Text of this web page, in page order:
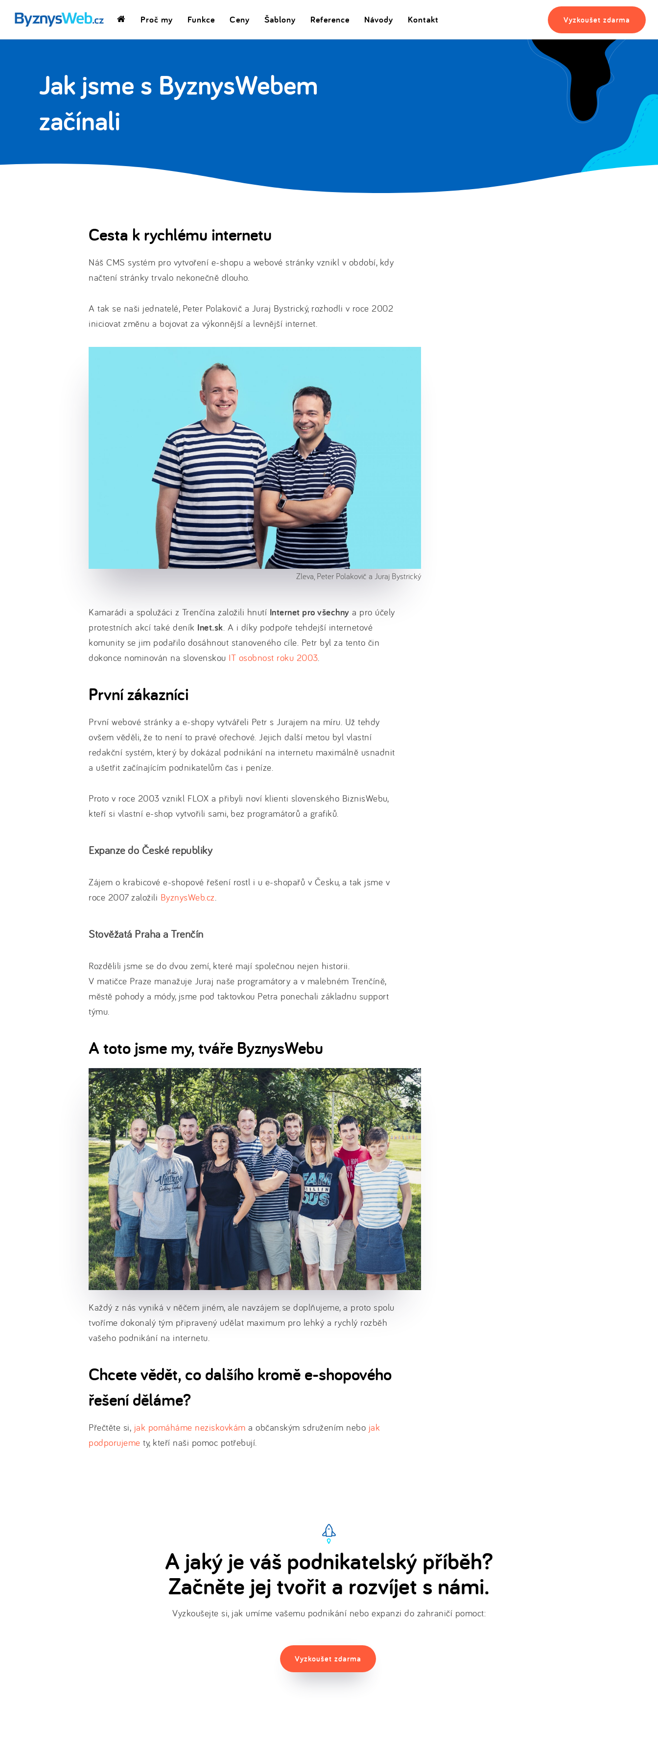
DomovskáProč my Funkce Ceny Šablony Reference Návody Kontakt Vyzkoušet zdarma
Jak jsme s ByznysWebem
začínali
Cesta k rychlému internetu
Náš CMS systém pro vytvoření e-shopu a webové stránky vznikl v období, kdy
načtení stránky trvalo nekonečně dlouho.
A tak se naši jednatelé, Peter Polakovič a Juraj Bystrický, rozhodli v roce 2002
iniciovat změnu a bojovat za výkonnější a levnější internet.
Zleva, Peter Polakovič a Juraj Bystrický
Kamarádi a spolužáci z Trenčína založili hnutí Internet pro všechny a pro účely
protestních akcí také deník Inet.sk. A i díky podpoře tehdejší internetové
komunity se jim podařilo dosáhnout stanoveného cíle. Petr byl za tento čin
dokonce nominován na slovenskou IT osobnost roku 2003.
První zákazníci
První webové stránky a e-shopy vytvářeli Petr s Jurajem na míru. Už tehdy
ovšem věděli, že to není to pravé ořechové. Jejich další metou byl vlastní
redakční systém, který by dokázal podnikání na internetu maximálně usnadnit
a ušetřit začínajícím podnikatelům čas i peníze.
Proto v roce 2003 vznikl FLOX a přibyli noví klienti slovenského BiznisWebu,
kteří si vlastní e-shop vytvořili sami, bez programátorů a grafiků.
Expanze do České republiky
Zájem o krabicové e-shopové řešení rostl i u e-shopařů v Česku, a tak jsme v
roce 2007 založili ByznysWeb.cz.
Stověžatá Praha a Trenčín
Rozdělili jsme se do dvou zemí, které mají společnou nejen historii.
V matičce Praze manažuje Juraj naše programátory a v malebném Trenčíně,
městě pohody a módy, jsme pod taktovkou Petra ponechali základnu support
týmu.
A toto jsme my, tváře ByznysWebu
Každý z nás vyniká v něčem jiném, ale navzájem se doplňujeme, a proto spolu
tvoříme dokonalý tým připravený udělat maximum pro lehký a rychlý rozběh
vašeho podnikání na internetu.
Chcete vědět, co dalšího kromě e-shopového
řešení děláme?
Přečtěte si, jak pomáháme neziskovkám a občanským sdružením nebo jak
podporujeme ty, kteří naši pomoc potřebují.
A jaký je váš podnikatelský příběh?
Začněte jej tvořit a rozvíjet s námi.
Vyzkoušejte si, jak umíme vašemu podnikání nebo expanzi do zahraničí pomoct:
Vyzkoušet zdarma